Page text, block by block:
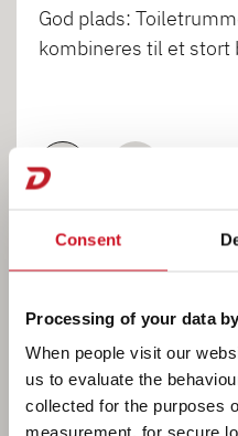
Consent
Processing of your data
When people visit our
us to evaluate the
collected for the purposes
measurement, for secure
God plads:
kombineres til et stort
KØKKEN